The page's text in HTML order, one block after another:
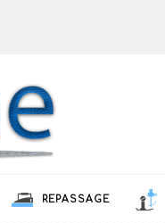
REPASSAGE